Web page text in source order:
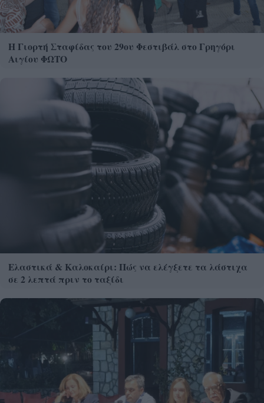
Η Γιορτή Σταφίδας του 29ου Φεστιβάλ στο Γρηγόρι
Αιγίου ΦΩΤΟ
Ελαστικά & Καλοκαίρι: Πώς να ελέγξετε τα λάστιχα
σε 2 λεπτά πριν το ταξίδι